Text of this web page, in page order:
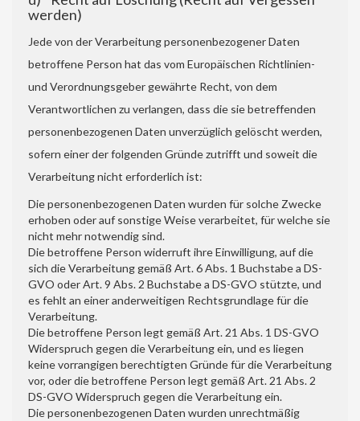
werden)
Jede von der Verarbeitung personenbezogener Daten
betroffene Person hat das vom Europäischen Richtlinien-
und Verordnungsgeber gewährte Recht, von dem
Verantwortlichen zu verlangen, dass die sie betreffenden
personenbezogenen Daten unverzüglich gelöscht werden,
sofern einer der folgenden Gründe zutrifft und soweit die
Verarbeitung nicht erforderlich ist:
Die personenbezogenen Daten wurden für solche Zwecke
erhoben oder auf sonstige Weise verarbeitet, für welche sie
nicht mehr notwendig sind.
Die betroffene Person widerruft ihre Einwilligung, auf die
sich die Verarbeitung gemäß Art. 6 Abs. 1 Buchstabe a DS-
GVO oder Art. 9 Abs. 2 Buchstabe a DS-GVO stützte, und
es fehlt an einer anderweitigen Rechtsgrundlage für die
Verarbeitung.
Die betroffene Person legt gemäß Art. 21 Abs. 1 DS-GVO
Widerspruch gegen die Verarbeitung ein, und es liegen
keine vorrangigen berechtigten Gründe für die Verarbeitung
vor, oder die betroffene Person legt gemäß Art. 21 Abs. 2
DS-GVO Widerspruch gegen die Verarbeitung ein.
Die personenbezogenen Daten wurden unrechtmäßig